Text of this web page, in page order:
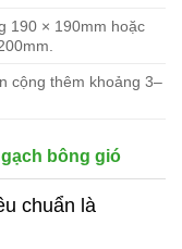
190 × 190mm hoặc
cộng thêm khoảng 3–
bông gió
chuẩn là